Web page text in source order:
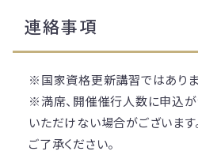
連絡事項
※国家資格更新講習ではありま
※満席、開催催行人数に申込
いただけない場合がございます
ご了承ください。